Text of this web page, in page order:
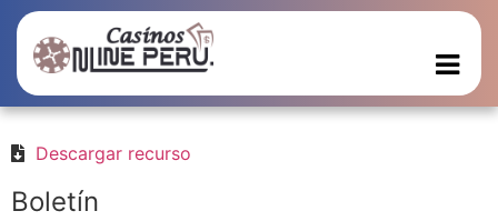
Descargar recurso
Boletín